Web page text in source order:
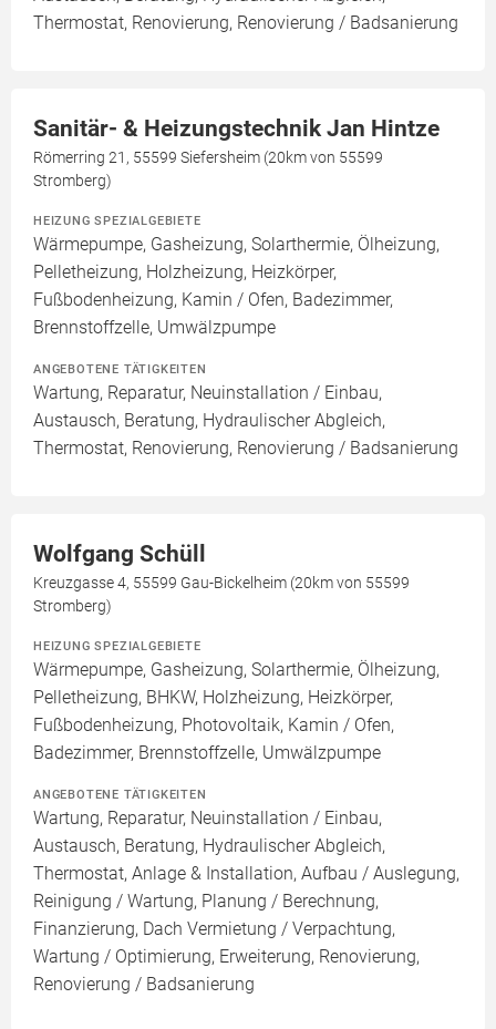
Thermostat, Renovierung, Renovierung / Badsanierung
Sanitär- & Heizungstechnik Jan Hintze
Römerring 21, 55599 Siefersheim (20km von 55599
Stromberg)
HEIZUNG SPEZIALGEBIETE
Wärmepumpe, Gasheizung, Solarthermie, Ölheizung,
Pelletheizung, Holzheizung, Heizkörper,
Fußbodenheizung, Kamin / Ofen, Badezimmer,
Brennstoffzelle, Umwälzpumpe
ANGEBOTENE TÄTIGKEITEN
Wartung, Reparatur, Neuinstallation / Einbau,
Austausch, Beratung, Hydraulischer Abgleich,
Thermostat, Renovierung, Renovierung / Badsanierung
Wolfgang Schüll
Kreuzgasse 4, 55599 Gau-Bickelheim (20km von 55599
Stromberg)
HEIZUNG SPEZIALGEBIETE
Wärmepumpe, Gasheizung, Solarthermie, Ölheizung,
Pelletheizung, BHKW, Holzheizung, Heizkörper,
Fußbodenheizung, Photovoltaik, Kamin / Ofen,
Badezimmer, Brennstoffzelle, Umwälzpumpe
ANGEBOTENE TÄTIGKEITEN
Wartung, Reparatur, Neuinstallation / Einbau,
Austausch, Beratung, Hydraulischer Abgleich,
Thermostat, Anlage & Installation, Aufbau / Auslegung,
Reinigung / Wartung, Planung / Berechnung,
Finanzierung, Dach Vermietung / Verpachtung,
Wartung / Optimierung, Erweiterung, Renovierung,
Renovierung / Badsanierung